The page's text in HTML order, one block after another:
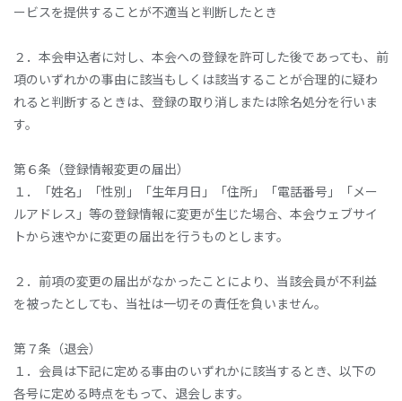
ービスを提供することが不適当と判断したとき
２．本会申込者に対し、本会への登録を許可した後であっても、前
項のいずれかの事由に該当もしくは該当することが合理的に疑わ
れると判断するときは、登録の取り消しまたは除名処分を行いま
す。
第６条（登録情報変更の届出）
１．「姓名」「性別」「生年月日」「住所」「電話番号」「メー
ルアドレス」等の登録情報に変更が生じた場合、本会ウェブサイ
トから速やかに変更の届出を行うものとします。
２．前項の変更の届出がなかったことにより、当該会員が不利益
を被ったとしても、当社は一切その責任を負いません。
第７条（退会）
１．会員は下記に定める事由のいずれかに該当するとき、以下の
各号に定める時点をもって、退会します。